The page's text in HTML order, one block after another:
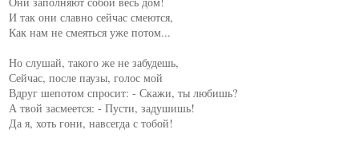
И так они славно сейчас смеются,
Как нам не смеяться уже потом...
Но слушай, такого же не забудешь,
Сейчас, после паузы, голос мой
Вдруг шепотом спросит: - Скажи, ты любишь?
А твой засмеется: - Пусти, задушишь!
Да я, хоть гони, навсегда с тобой!